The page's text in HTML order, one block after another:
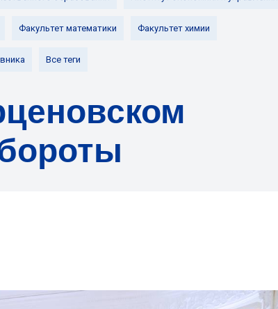
Факультет математики Факультет химии
Все теги